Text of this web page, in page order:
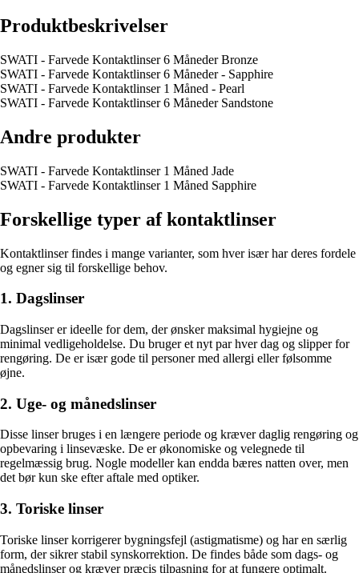
Produktbeskrivelser
SWATI - Farvede Kontaktlinser 6 Måneder Bronze
SWATI - Farvede Kontaktlinser 6 Måneder - Sapphire
SWATI - Farvede Kontaktlinser 1 Måned - Pearl
SWATI - Farvede Kontaktlinser 6 Måneder Sandstone
Andre produkter
SWATI - Farvede Kontaktlinser 1 Måned Jade
SWATI - Farvede Kontaktlinser 1 Måned Sapphire
Forskellige typer af kontaktlinser
Kontaktlinser findes i mange varianter, som hver især har deres fordele
og egner sig til forskellige behov.
1. Dagslinser
Dagslinser er ideelle for dem, der ønsker maksimal hygiejne og
minimal vedligeholdelse. Du bruger et nyt par hver dag og slipper for
rengøring. De er især gode til personer med allergi eller følsomme
øjne.
2. Uge- og månedslinser
Disse linser bruges i en længere periode og kræver daglig rengøring og
opbevaring i linsevæske. De er økonomiske og velegnede til
regelmæssig brug. Nogle modeller kan endda bæres natten over, men
det bør kun ske efter aftale med optiker.
3. Toriske linser
Toriske linser korrigerer bygningsfejl (astigmatisme) og har en særlig
form, der sikrer stabil synskorrektion. De findes både som dags- og
månedslinser og kræver præcis tilpasning for at fungere optimalt.